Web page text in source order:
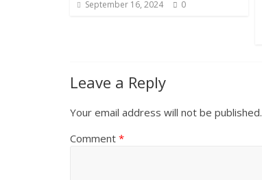
September 16, 2024 0
Leave a Reply
Your email address will not be published.
Comment *